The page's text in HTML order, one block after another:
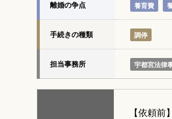
離婚の争点 養育費
手続きの種類 調停
担当事務所 宇都宮法律
【依頼前】